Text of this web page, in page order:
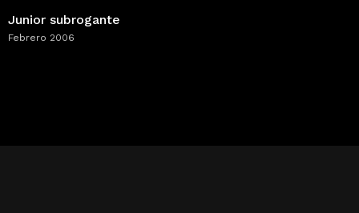
Junior subrogante
Febrero 2006